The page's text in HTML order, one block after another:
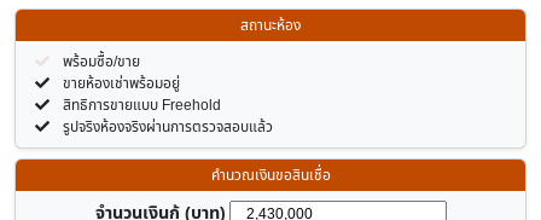
สถานะห้อง
พร้อมซื้อ/ขาย
ขายห้องเช่าพร้อมอยู่
สิทธิการขายแบบ Freehold
รูปจริงห้องจริงผ่านการตรวจสอบแล้ว
คำนวณเงินขอสินเชื่อ
จำนวนเงินกู้ (บาท)